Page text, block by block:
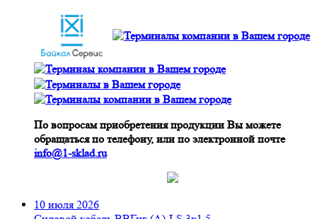
По вопросам приобретения продукции Вы можете
обращаться по телефону, или по электронной почте
info@1-sklad.ru
10 июля 2026